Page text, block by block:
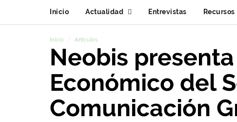
Inicio Actualidad Entrevistas Recursos
Inicio Artículos
Neobis
Económico del
Comunicación